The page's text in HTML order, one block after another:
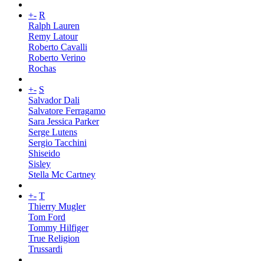
+- R
Ralph Lauren
Remy Latour
Roberto Cavalli
Roberto Verino
Rochas
+- S
Salvador Dali
Salvatore Ferragamo
Sara Jessica Parker
Serge Lutens
Sergio Tacchini
Shiseido
Sisley
Stella Mc Cartney
+- T
Thierry Mugler
Tom Ford
Tommy Hilfiger
True Religion
Trussardi